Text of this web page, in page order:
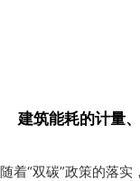
建筑能耗的计量
随着“双碳”政策的落